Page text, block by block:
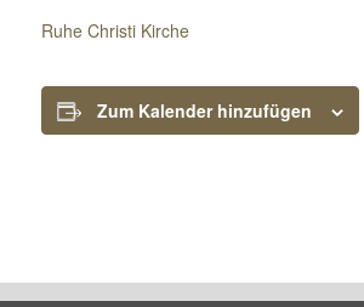
Ruhe Christi Kirche
Zum Kalender hinzufügen